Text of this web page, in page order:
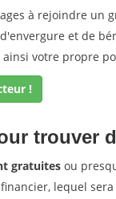
à rejoindre un
et de
votre propre
!
trouver
gratuites ou
lequel